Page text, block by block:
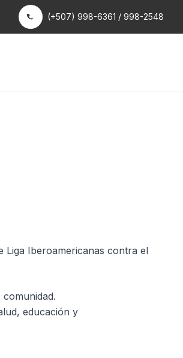
(+507) 998-6361 / 998-2548
Liga Iberoamericanas contra el
educación y